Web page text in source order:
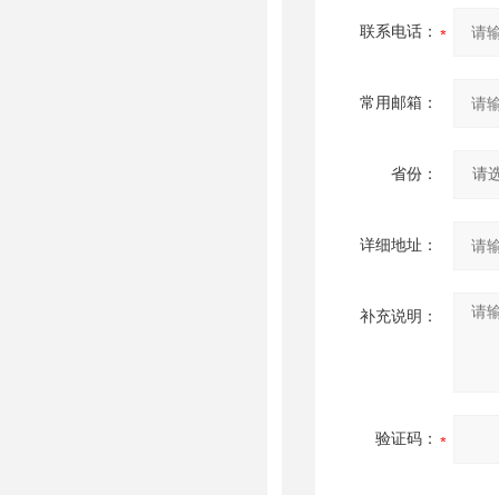
联系电话：
常用邮箱：
省份：
详细地址：
补充说明：
验证码：